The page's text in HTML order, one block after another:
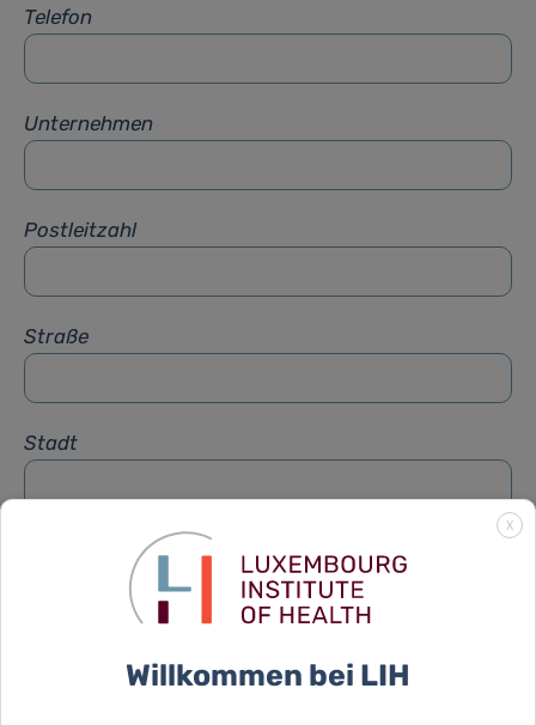
Telefon
Unternehmen
Postleitzahl
Straße
Stadt
X
Willkommen bei LIH